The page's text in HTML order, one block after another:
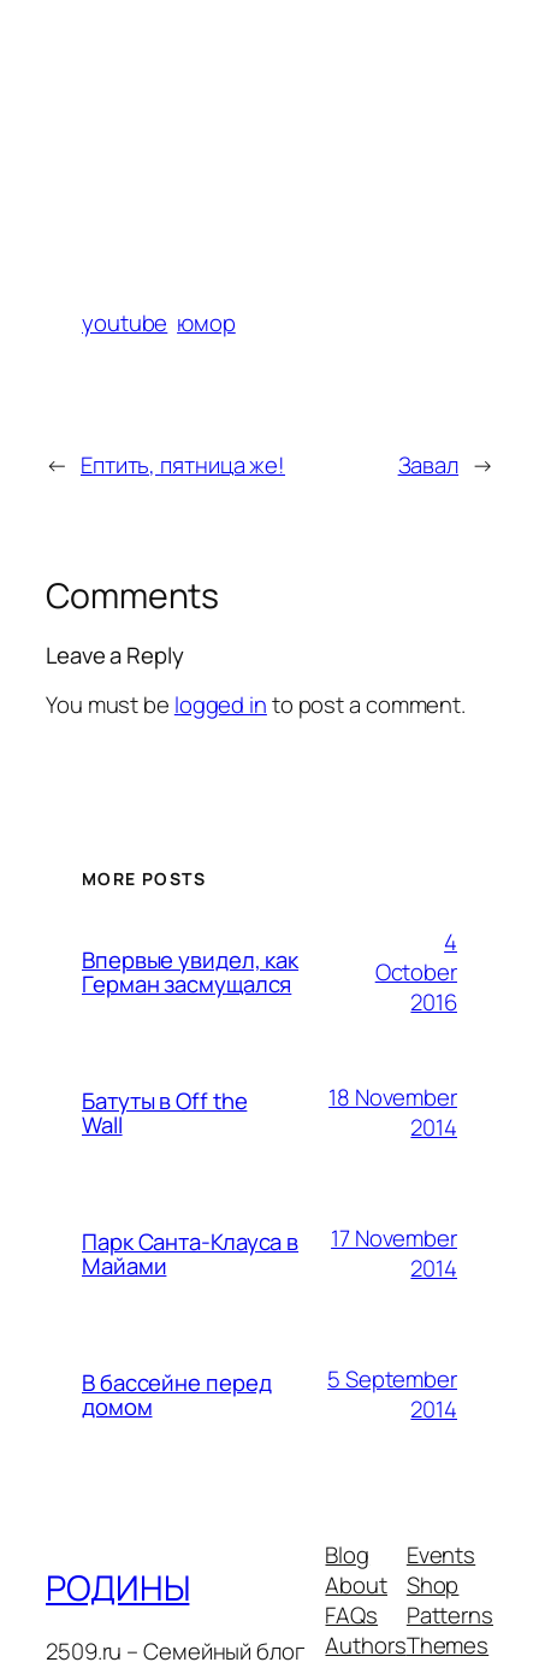
youtube юмор
← Ептить, пятница же! Завал →
Comments
Leave a Reply
You must be logged into post a comment.
MORE POSTS
Впервые увидел, как
Герман засмущался
4
October
2016
Батуты в Off the
Wall
18 November
2014
Парк Санта-Клауса в
Майами
17 November
2014
В бассейне перед
домом
5 September
2014
РОДИНЫ
2509.ru – Семейный блог
Blog
About
FAQs
Authors
Events
Shop
Patterns
Themes